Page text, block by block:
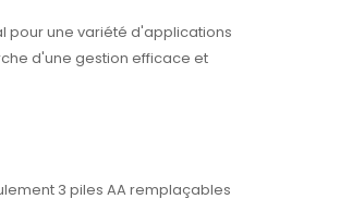
pour une variété d'applications
d'une gestion efficace et
3 piles AA remplaçables